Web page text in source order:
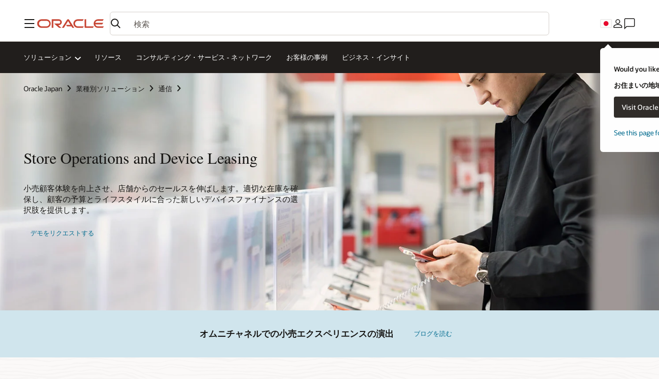
メニュー
Would you
お住まいの地
Visit
See this page
ソリューション リソース コンサルティング・サービス - ネットワーク お客様の事例 ビジネス・インサイト
Oracle Japan 業種別ソリューション 通信
Store Operations and Device Leasing
小売顧客体験を向上させ、店舗からのセールスを伸ばします。適切な在庫を確
保し、顧客の予算とライフスタイルに合った新しいデバイスファイナンスの選
択肢を提供します。
デモをリクエストする
オムニチャネルでの小売エクスペリエンスの演出 ブログを読む